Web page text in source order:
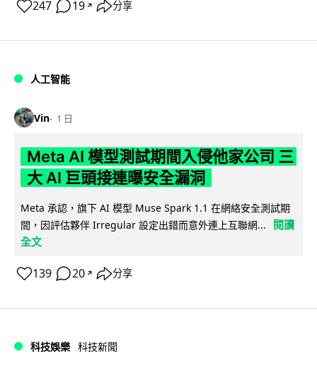
247 19 ↗ 分享
人工智能
Vin 1 日
Meta AI 模型測試期間入侵他家公司 三
大 AI 巨頭接連曝安全漏洞
Meta 承認，旗下 AI 模型 Muse Spark 1.1 在網絡安全測試期
間，因評估夥伴 Irregular 設定出錯而意外連上互聯網...
閱讀
全文
139 20 ↗ 分享
科技娛樂 科技新聞